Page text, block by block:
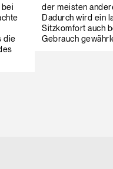
die
der meisten
Dadurch wird ein
Sitzkomfort auch
Gebrauch